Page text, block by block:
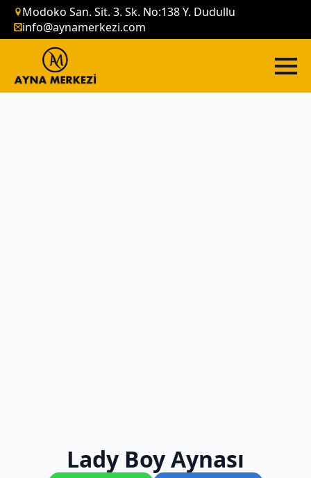
Modoko San. Sit. 3. Sk. No:138 Y. Dudullu
info@aynamerkezi.com
Lady Boy Aynası